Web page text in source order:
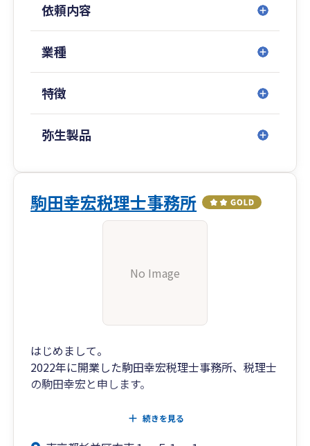
させていただきます。
まずはお気軽にご相談ください。
依頼内容
業種
特徴
弥生製品
駒田幸宏税理士事務所
No Image
はじめまして。
2022年に開業した駒田幸宏税理士事務所、税理士
の駒田幸宏と申します。
弊事務所では、ただ事務的に申告書を作成するの
続きを見る